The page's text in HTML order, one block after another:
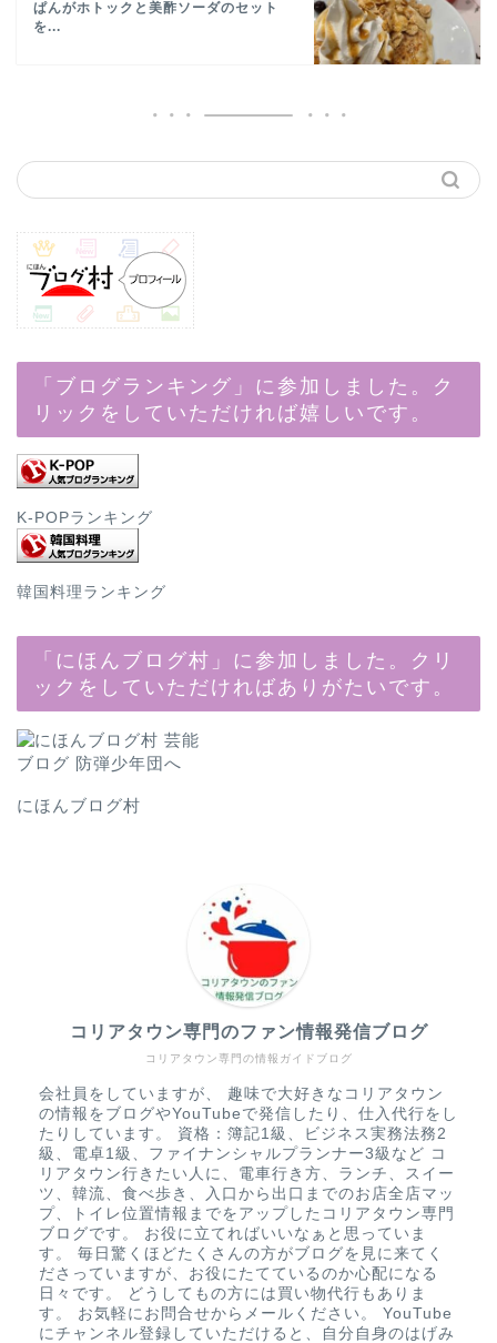
ぱんがホトックと美酢ソーダのセット
を...
「ブログランキング」に参加しました。ク
リックをしていただければ嬉しいです。
K-POPランキング
韓国料理ランキング
「にほんブログ村」に参加しました。クリ
ックをしていただければありがたいです。
にほんブログ村
コリアタウン専門の情報ガイドブログ
コリアタウン専門のファン情報発信ブログ
会社員をしていますが、 趣味で大好きなコリアタウン
の情報をブログやYouTubeで発信したり、仕入代行をし
たりしています。 資格：簿記1級、ビジネス実務法務2
級、電卓1級、ファイナンシャルプランナー3級など コ
リアタウン行きたい人に、電車行き方、ランチ、スイー
ツ、韓流、食べ歩き、入口から出口までのお店全店マッ
プ、トイレ位置情報までをアップしたコリアタウン専門
ブログです。 お役に立てればいいなぁと思っていま
す。 毎日驚くほどたくさんの方がブログを見に来てく
ださっていますが、お役にたてているのか心配になる
日々です。 どうしてもの方には買い物代行もありま
す。 お気軽にお問合せからメールください。 YouTube
にチャンネル登録していただけると、自分自身のはげみ